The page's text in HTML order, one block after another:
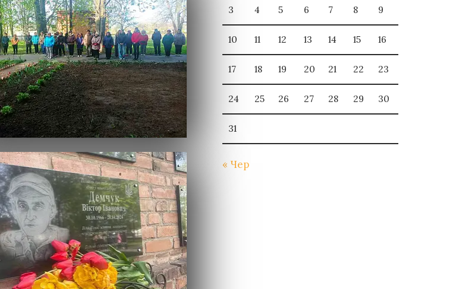
3 4 5 6 7 8 9
10 11 12 13 14 15 16
17 18 19 20 21 22 23
24 25 26 27 28 29 30
31
« Чер